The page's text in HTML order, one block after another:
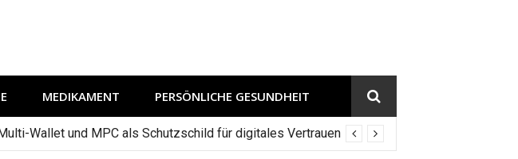
MEDIKAMENT PERSÖNLICHE GESUNDHEIT
Wallet und MPC als Schutzschild für digitales Vertrauen